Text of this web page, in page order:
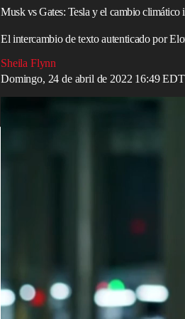
Musk vs Gates: Tesla y el cambio
El intercambio de texto autenticado por
Sheila Flynn
Domingo, 24 de abril de 2022 16:49 EDT
lanzó una crítica
Musk, el hombre más rico del mundo
tuiteó una foto de Gates junto con una
publicación: “en caso de que necesiten
El tuit surgió después de la aparente
pantalla filtradas de una conversación
Twitter
—la plataforma que está
mensajes y que los medios debieron